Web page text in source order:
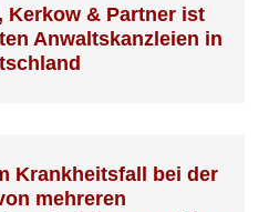
Kerkow & Partner ist
Anwaltskanzleien in
Krankheitsfall bei der
mehreren